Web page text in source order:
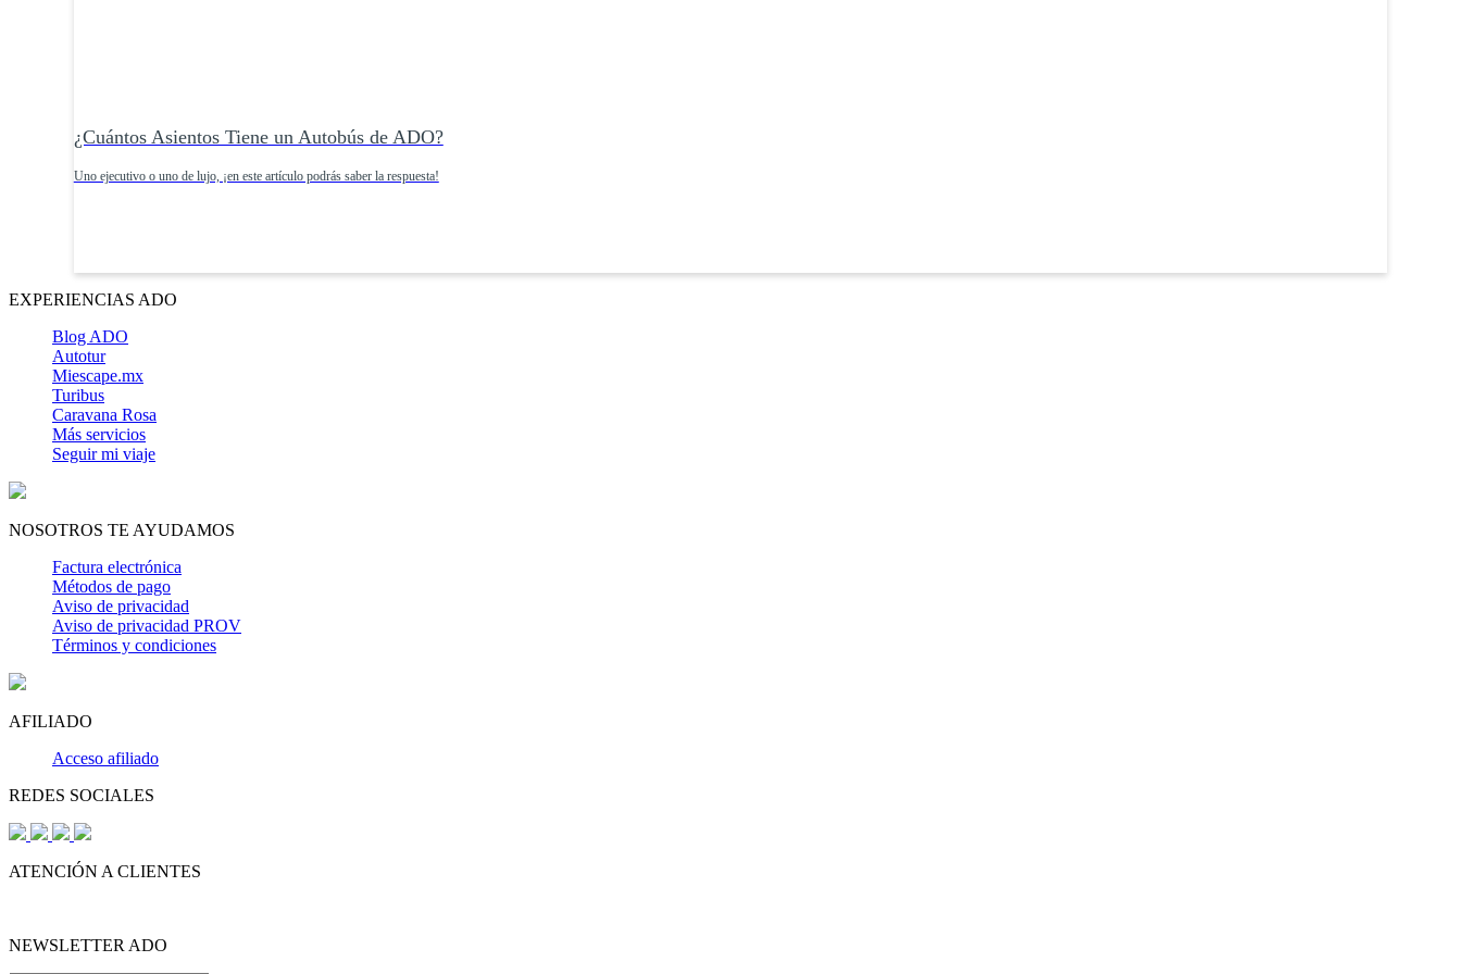
¿Cuántos Asientos Tiene un Autobús de ADO?
Uno ejecutivo o uno de lujo, ¡en este artículo podrás saber la respuesta!
EXPERIENCIAS ADO
Blog ADO
Autotur
Miescape.mx
Turibus
Caravana Rosa
Más servicios
Seguir mi viaje
NOSOTROS TE AYUDAMOS
Factura electrónica
Métodos de pago
Aviso de privacidad
Aviso de privacidad PROV
Términos y condiciones
AFILIADO
Acceso afiliado
REDES SOCIALES
ATENCIÓN A CLIENTES
NEWSLETTER ADO